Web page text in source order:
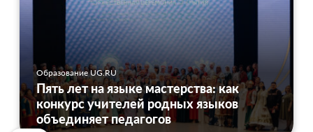
Образование UG.RU
Пять лет на языке мастерства: как
конкурс учителей родных языков
объединяет педагогов